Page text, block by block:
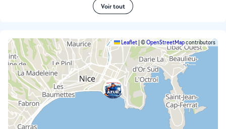
Voir tout
Leaflet ©OpenStreetMapcontributors